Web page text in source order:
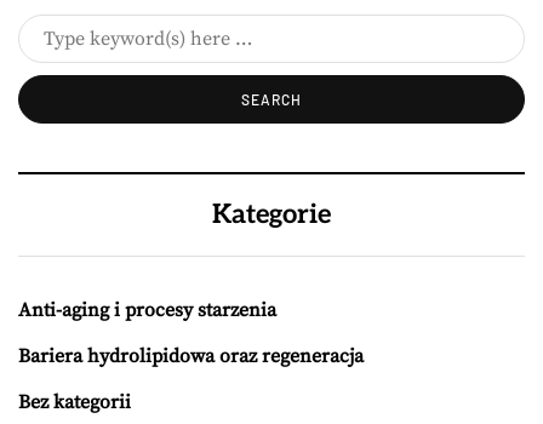
Kategorie
Anti-aging i procesy starzenia
Bariera hydrolipidowa oraz regeneracja
Bez kategorii